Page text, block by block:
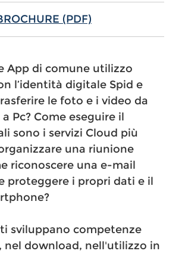
(PDF)
App di comune utilizzo
l’identità digitale Spid e
le foto e i video da
Pc? Come eseguire il
sono i servizi Cloud più
una riunione
riconoscere una e-mail
proteggere i propri dati e il
sviluppano competenze
nel download, nell'utilizzo in